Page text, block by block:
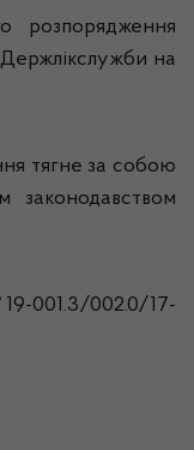
розпорядження
на
тягне за собою
законодавством
001.3/002.0/17-